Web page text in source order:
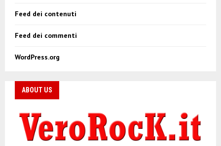
Feed dei contenuti
Feed dei commenti
WordPress.org
ABOUT US